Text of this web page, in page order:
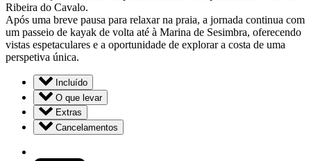
Ribeira do Cavalo.
Após uma breve pausa para relaxar na praia, a jornada continua com
um passeio de kayak de volta até à Marina de Sesimbra, oferecendo
vistas espetaculares e a oportunidade de explorar a costa de uma
perspetiva única.
Incluído
O que levar
Extras
Cancelamentos